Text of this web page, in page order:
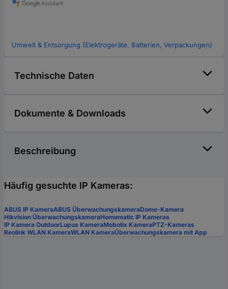
Umwelt & Entsorgung (Elektrogeräte, Batterien, Verpackungen)
Technische Daten
Dokumente & Downloads
Beschreibung
Häufig gesuchte IP Kameras:
ABUS IP KameraABUS ÜberwachungskameraDome-Kamera
Hikvision ÜberwachungskameraHomematic IP Kameras
IP Kamera OutdoorLupus KameraMobotix KameraPTZ-Kameras
Reolink WLAN KameraWLAN KameraÜberwachungskamera mit App